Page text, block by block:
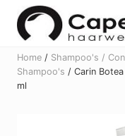
Menu
Skip
content
Skip
Home / Shampoo's /
Shampoo's / Carin
ml